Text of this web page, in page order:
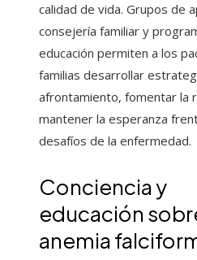
calidad de vida. Grupos de
consejería familiar y
educación permiten a los
familias desarrollar
afrontamiento, fomentar la
mantener la esperanza
desafíos de la enfermedad.
Conciencia y
educación
anemia